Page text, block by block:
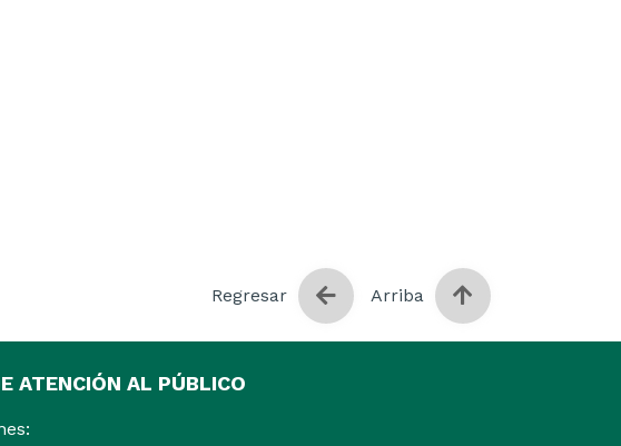
Regresar Arriba
ATENCIÓN AL PÚBLICO